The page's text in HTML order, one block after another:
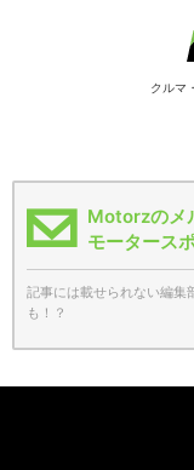
クルマ
Motorzのメ
モータース
記事には載せられない編集
も！？